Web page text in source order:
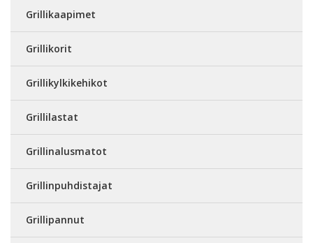
Grillikaapimet
Grillikorit
Grillikylkikehikot
Grillilastat
Grillinalusmatot
Grillinpuhdistajat
Grillipannut